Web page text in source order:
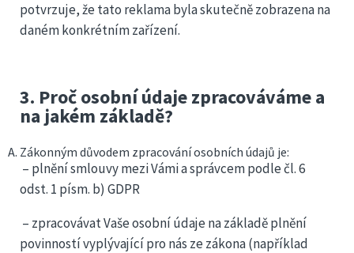
potvrzuje, že tato reklama byla skutečně zobrazena na
daném konkrétním zařízení.
3. Proč osobní údaje zpracováváme a
na jakém základě?
Zákonným důvodem zpracování osobních údajů je:
– plnění smlouvy mezi Vámi a správcem podle čl. 6
odst. 1 písm. b) GDPR
– zpracovávat Vaše osobní údaje na základě plnění
povinností vyplývající pro nás ze zákona (například